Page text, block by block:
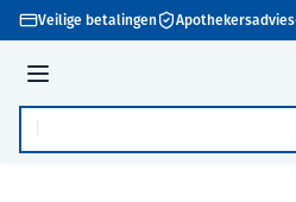
Ga naar de inhoud
Veilige betalingen Apothekersadvies
Menu
Product, merk, categorie...